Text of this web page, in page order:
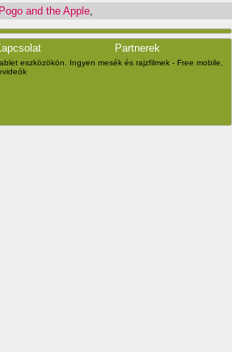
Pogo and the Apple
Partnerek
eszközökön. Ingyen mesék és rajzfilmek - Free mobile,